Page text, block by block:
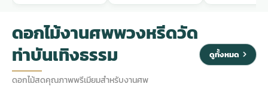
ดอกไม้งานศพพวงหรีดวัด
ท่าบันเทิงธรรม
ดอกไม้สดคุณภาพพรีเมียมสำหรับงานศพ
ดูทั้งหมด